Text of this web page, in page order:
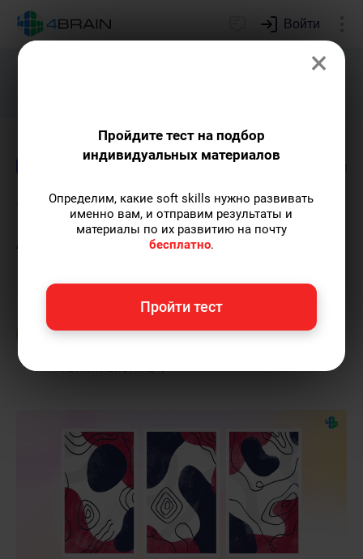
Войти
Подарим индивидуальный план
Образование Креативность
7 свободных искусств: от
Античности до наших дней
Ольга Обломова
— автор статей и курсов
4brain, писатель, автор художественной
прозы.Пишу статьи по теме«Образование»
×
Пройдите тест на подбор
индивидуальных материалов
Определим, какие soft skills нужно развивать
именно вам, и отправим результаты и
материалы по их развитию на почту
бесплатно.
Пройти тест